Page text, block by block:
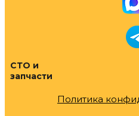
СТО и
запчасти
Политика